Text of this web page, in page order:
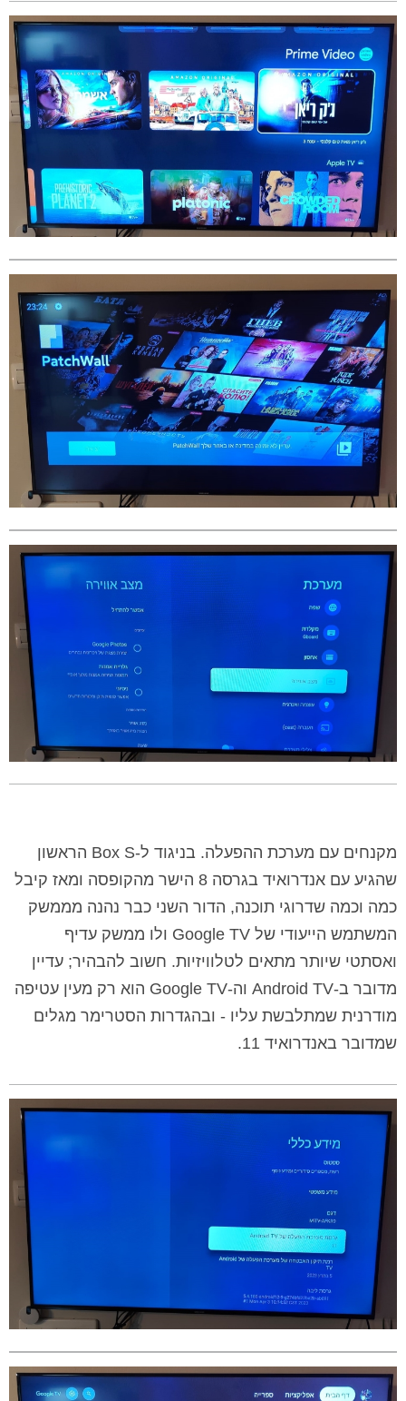
מקנחים עם מערכת ההפעלה. בניגוד ל-Box S הראשון
שהגיע עם אנדרואיד בגרסה 8 הישר מהקופסה ומאז קיבל
כמה וכמה שדרוגי תוכנה, הדור השני כבר נהנה מממשק
המשתמש הייעודי של Google TV ולו ממשק עדיף
ואסתטי שיותר מתאים לטלוויזיות. חשוב להבהיר; עדיין
מדובר ב-Android TV וה-Google TV הוא רק מעין עטיפה
מודרנית שמתלבשת עליו - ובהגדרות הסטרימר מגלים
שמדובר באנדרואיד 11.